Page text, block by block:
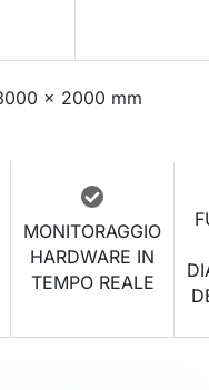
MONITORAGGIO
HARDWARE IN
TEMPO REALE